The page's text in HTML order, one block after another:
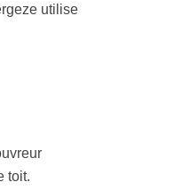
utilise
toit.